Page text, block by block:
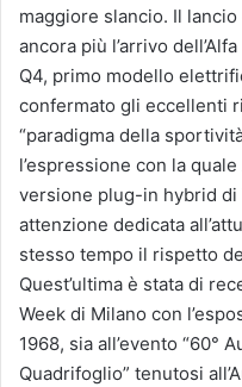
maggiore slancio. Il
ancora più l’arrivo
Q4, primo modello
confermato gli eccellenti
“paradigma della
l’espressione con la
versione plug-in hybrid di
attenzione dedicata
stesso tempo il rispetto
Quest’ultima è stata di
Week di Milano con
1968, sia all’evento “60°
Quadrifoglio” tenutosi